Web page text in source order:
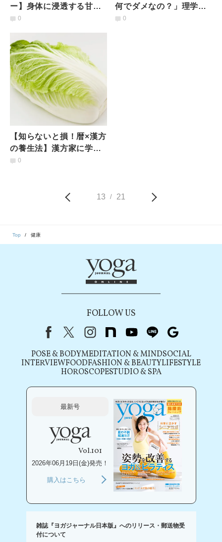
ー】身体に浸透する甘み
「コロコロかぶの重ね煮
0
何でダメなの？」理学療
法士が分かりやすく【５
0
【知らないと損！暦×漢方
の養生法】漢方家に学
ぶ、季節の変わり目を快
0
13 / 21
Top 健康
FOLLOW US
FacebookX（旧Twitter）
instagram
note youtubeline
POSE & BODYMEDITATION & MINDSOCIAL
INTERVIEWFOODFASHION & BEAUTYLIFESTYLE
HOROSCOPESTUDIO & SPA
最新号
Vol.101
2026年06月19日(金)発売！
購入はこちら
雑誌『ヨガジャーナル日本版』へのリリース・郵送物受
付について